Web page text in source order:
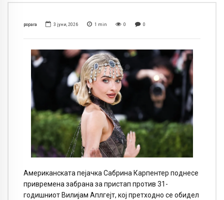
popara 3 јуни, 2026 1 min 0 0
Американската пејачка Сабрина Карпентер поднесе
привремена забрана за пристап против 31-
годишниот Вилијам Аплгејт, кој претходно се обидел